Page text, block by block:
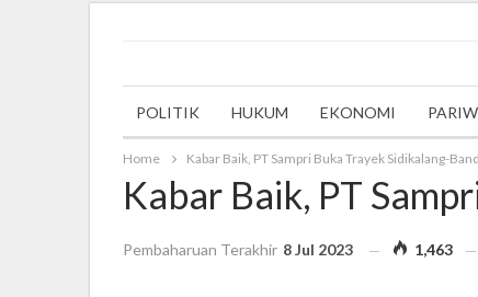
POLITIK HUKUM EKONOMI
Home Kabar Baik, PT Sampri Buka Trayek Sidikalang-
Kabar Baik, PT
Pembaharuan Terakhir 8 Jul 2023 1,463